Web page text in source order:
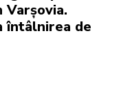
Varșovia.
întâlnirea de